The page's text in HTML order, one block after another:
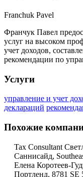
Franchuk Pavel
Франчук Павел
услуг на высоком
учет доходов,
рекомендации по
Услуги
управление и учет
деклараций
Похожие
Tax Consultant
Саннисайд,
Елена Коротеев-
Портленд, 8781 SE